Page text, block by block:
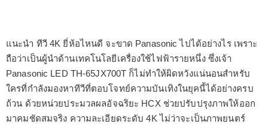
แนะนำ ทีวี 4K ยี่ห้อไหนดี จะขาด Panasonic ไปได้อย่างไร เพราะ
ถือว่าเป็นผู้นำด้านเทคโนโลยีเครื่องใช้ไฟฟ้ารายหนึ่ง ซึ่งเจ้า
Panasonic LED TH-65JX700T ก็ไม่ทำให้ผิดหวังแน่นอนสำหรับ
ใครที่กำลังมองหาทีวีที่ตอบโจทย์ความบันเทิงในยุคนี้ได้อย่างครบ
ถ้วน ด้วยหน่วยประมวลผลอัจฉริยะ HCX ช่วยปรับปรุงภาพให้ออก
มาคมชัดสมจริง ความละเอียดระดับ 4K ไม่ว่าจะเป็นภาพยนตร์